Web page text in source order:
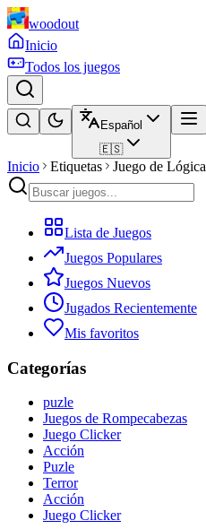
woodout
Inicio
Todos los juegos
Español
🇪🇸
Inicio Etiquetas Juego de Lógica
Lista de Juegos
Juegos Populares
Juegos Nuevos
Jugados Recientemente
Mis favoritos
Categorías
puzle
Juegos de Rompecabezas
Juego Clicker
Acción
Puzle
Terror
Acción
Juego Clicker